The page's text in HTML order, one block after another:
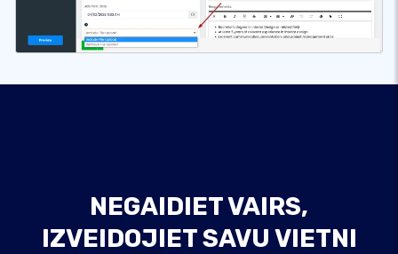
NEGAIDIET VAIRS,
IZVEIDOJIET SAVU VIETNI